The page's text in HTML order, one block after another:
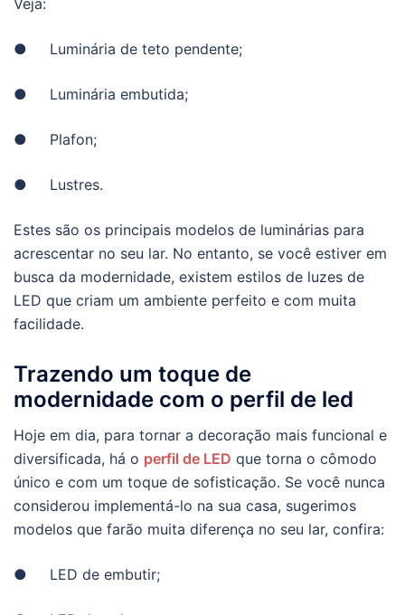
Veja:
● Luminária de teto pendente;
● Luminária embutida;
● Plafon;
● Lustres.
Estes são os principais modelos de luminárias para
acrescentar no seu lar. No entanto, se você estiver em
busca da modernidade, existem estilos de luzes de
LED que criam um ambiente perfeito e com muita
facilidade.
Trazendo um toque de
modernidade com o perfil de led
Hoje em dia, para tornar a decoração mais funcional e
diversificada, há o perfil de LED que torna o cômodo
único e com um toque de sofisticação. Se você nunca
considerou implementá-lo na sua casa, sugerimos
modelos que farão muita diferença no seu lar, confira:
● LED de embutir;